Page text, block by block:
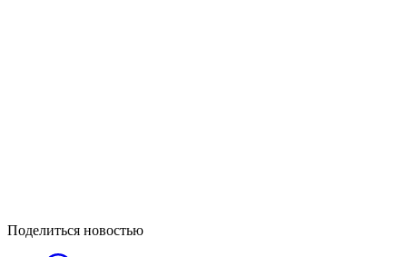
Поделиться новостью